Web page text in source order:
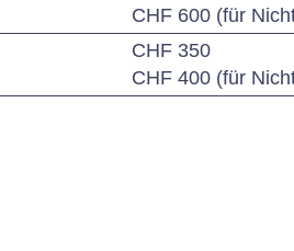
CHF 600 (für
CHF 350
CHF 400 (für